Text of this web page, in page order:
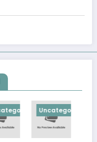
Uncategorized